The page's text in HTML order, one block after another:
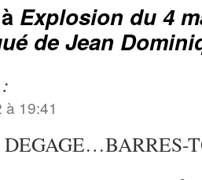
Explosion du 4
de Jean
à 19:41